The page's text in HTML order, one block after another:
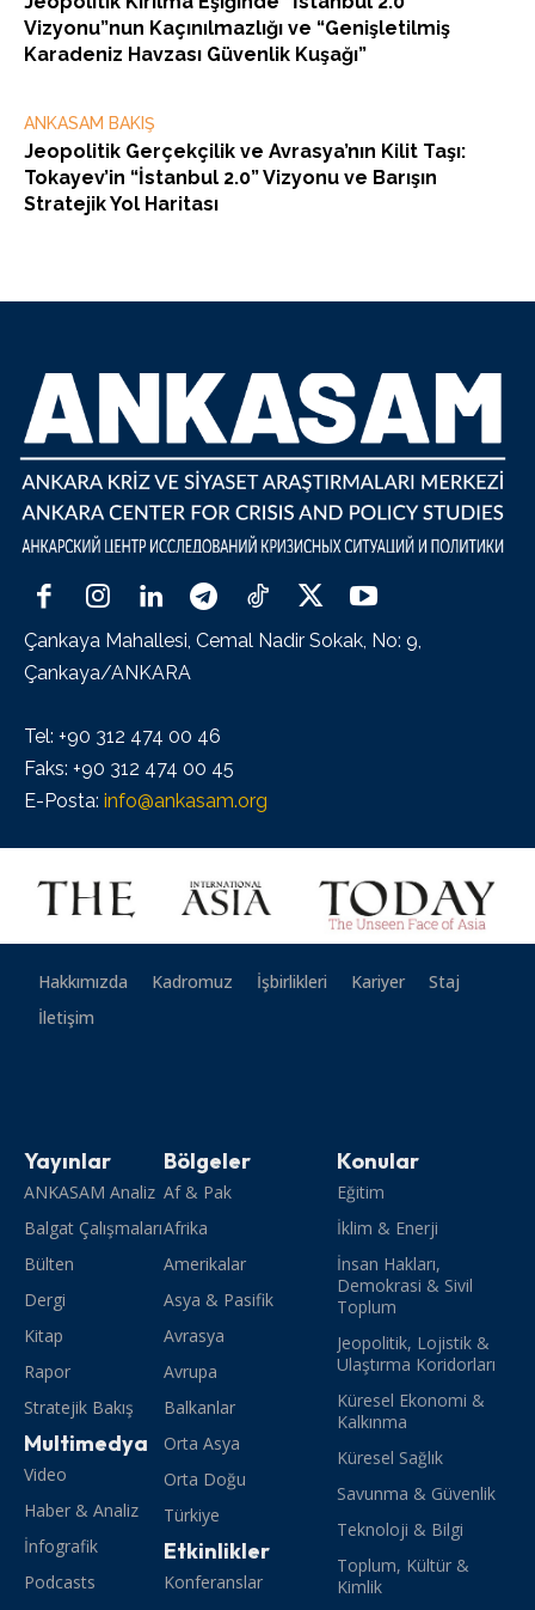
Vizyonu”nun Kaçınılmazlığı ve “Genişletilmiş
Karadeniz Havzası Güvenlik Kuşağı”
ANKASAM BAKIŞ
Jeopolitik Gerçekçilik ve Avrasya’nın Kilit Taşı:
Tokayev’in “İstanbul 2.0” Vizyonu ve Barışın
Stratejik Yol Haritası
Çankaya Mahallesi, Cemal Nadir Sokak, No: 9,
Çankaya/ANKARA
Tel: +90 312 474 00 46
Faks: +90 312 474 00 45
E-Posta: info@ankasam.org
Hakkımızda Kadromuz İşbirlikleri Kariyer
Staj
İletişim
Yayınlar
ANKASAM Analiz
Balgat Çalışmaları
Bülten
Dergi
Kitap
Rapor
Stratejik Bakış
Multimedya
Video
Haber & Analiz
İnfografik
Podcasts
Bölgeler
Af & Pak
Afrika
Amerikalar
Asya & Pasifik
Avrasya
Avrupa
Balkanlar
Orta Asya
Orta Doğu
Türkiye
Etkinlikler
Konferanslar
Konular
Eğitim
İklim & Enerji
İnsan Hakları,
Demokrasi & Sivil
Toplum
Jeopolitik, Lojistik &
Ulaştırma Koridorları
Küresel Ekonomi &
Kalkınma
Küresel Sağlık
Savunma & Güvenlik
Teknoloji & Bilgi
Toplum, Kültür &
Kimlik